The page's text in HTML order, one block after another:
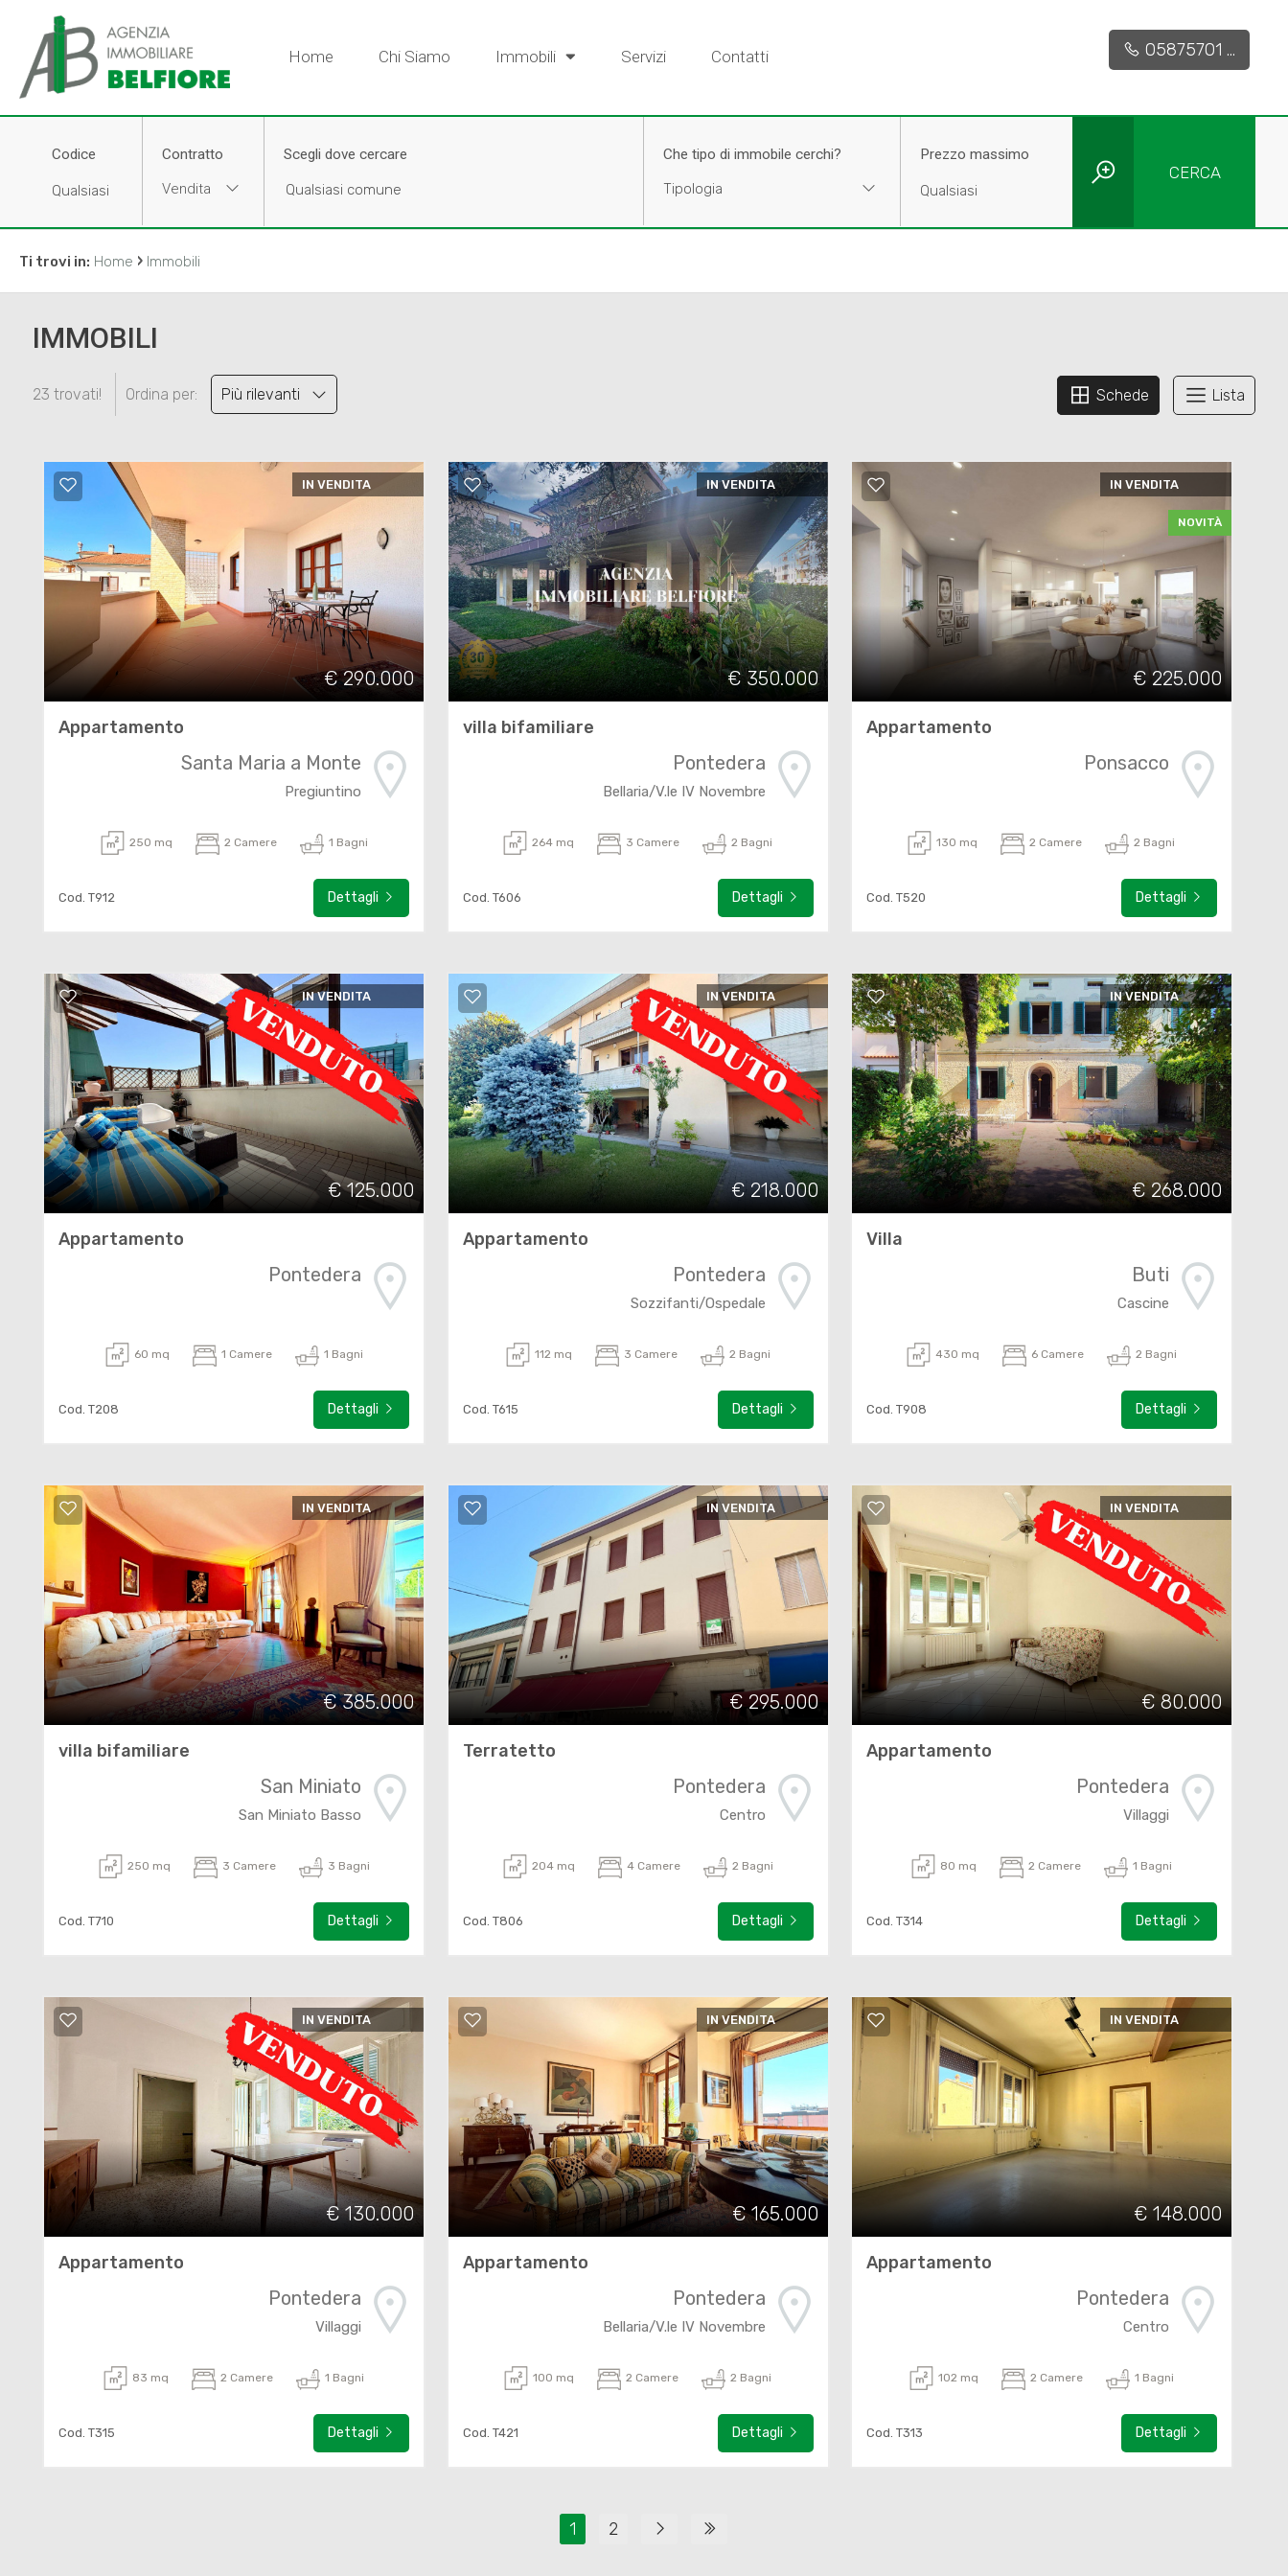
Home Chi Siamo Immobili Servizi Contatti 05875701 ...
Codice
Contratto
Vendita
Scegli dove cercare Che tipo di immobile cerchi? Prezzo massimo
CERCA
Ti trovi in: Home › Immobili
IMMOBILI
23 trovati! Ordina per: Più rilevanti Schede Lista
IN VENDITA
€ 290.000
Appartamento
Santa Maria a Monte
Pregiuntino
250 mq 2 Camere 1 Bagni
Cod. T912 Dettagli
IN VENDITA
€ 350.000
villa bifamiliare
Pontedera
Bellaria/V.le IV Novembre
264 mq 3 Camere 2 Bagni
Cod. T606 Dettagli
IN VENDITA
NOVITÀ
€ 225.000
Appartamento
Ponsacco
130 mq 2 Camere 2 Bagni
Cod. T520 Dettagli
IN VENDITA
€ 125.000
Appartamento
Pontedera
60 mq 1 Camere 1 Bagni
Cod. T208 Dettagli
IN VENDITA
€ 218.000
Appartamento
Pontedera
Sozzifanti/Ospedale
112 mq 3 Camere 2 Bagni
Cod. T615 Dettagli
IN VENDITA
€ 268.000
Villa
Buti
Cascine
430 mq 6 Camere 2 Bagni
Cod. T908 Dettagli
IN VENDITA
€ 385.000
villa bifamiliare
San Miniato
San Miniato Basso
250 mq 3 Camere 3 Bagni
Cod. T710 Dettagli
IN VENDITA
€ 295.000
Terratetto
Pontedera
Centro
204 mq 4 Camere 2 Bagni
Cod. T806 Dettagli
IN VENDITA
€ 80.000
Appartamento
Pontedera
Villaggi
80 mq 2 Camere 1 Bagni
Cod. T314 Dettagli
IN VENDITA
€ 130.000
Appartamento
Pontedera
Villaggi
83 mq 2 Camere 1 Bagni
Cod. T315 Dettagli
IN VENDITA
€ 165.000
Appartamento
Pontedera
Bellaria/V.le IV Novembre
100 mq 2 Camere 2 Bagni
Cod. T421 Dettagli
IN VENDITA
€ 148.000
Appartamento
Pontedera
Centro
102 mq 2 Camere 1 Bagni
Cod. T313 Dettagli
1 2